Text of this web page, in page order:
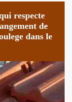
respecte
de
dans le